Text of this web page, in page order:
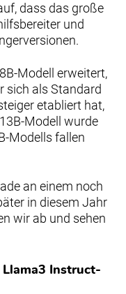
dass das große
und
Modell erweitert,
sich als Standard
etabliert hat,
Modell wurde
Modells fallen
an einem noch
in diesem Jahr
wir ab und sehen
Instruct-